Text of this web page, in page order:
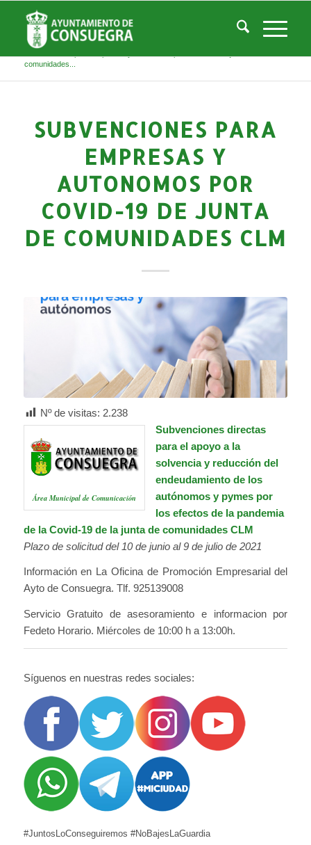
Noticias
Usted está aquí: Inicio / Noticias
Empleo y Desarrollo
/ Noticias Empresas y Desarrollo Local
comunidades...
SUBVENCIONES PARA
EMPRESAS Y
AUTONOMOS POR
COVID-19 DE JUNTA
DE COMUNIDADES CLM
Nº de visitas: 2.238
Área Municipal de Comunicación
Subvenciones directas
para el apoyo a la
solvencia y reducción del
endeudamiento de los
autónomos y pymes por
los efectos de la pandemia
de la Covid-19 de la junta de comunidades CLM
Plazo de solicitud del 10 de junio al 9 de julio de 2021
Información en La Oficina de Promoción Empresarial del
Ayto de Consuegra. Tlf. 925139008
Servicio Gratuito de asesoramiento e informacion por
Fedeto Horario. Miércoles de 10:00 h a 13:00h.
Síguenos en nuestras redes sociales:
#JuntosLoConseguiremos #NoBajesLaGuardia